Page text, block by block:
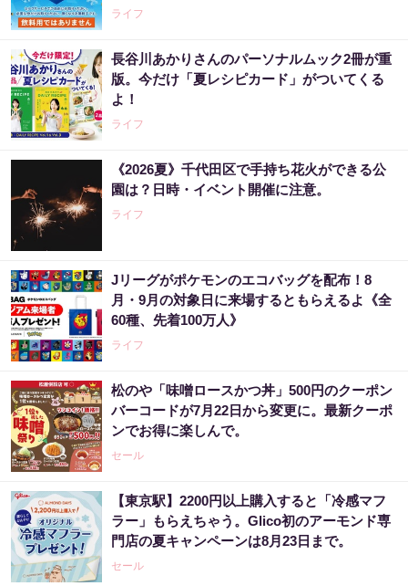
ライフ
長谷川あかりさんのパーソナルムック2冊が重
版。今だけ「夏レシピカード」がついてくる
よ！
ライフ
《2026夏》千代田区で手持ち花火ができる公
園は？日時・イベント開催に注意。
ライフ
Jリーグがポケモンのエコバッグを配布！8
月・9月の対象日に来場するともらえるよ《全
60種、先着100万人》
ライフ
松のや「味噌ロースかつ丼」500円のクーポン
バーコードが7月22日から変更に。最新クーポ
ンでお得に楽しんで。
セール
【東京駅】2200円以上購入すると「冷感マフ
ラー」もらえちゃう。Glico初のアーモンド専
門店の夏キャンペーンは8月23日まで。
セール